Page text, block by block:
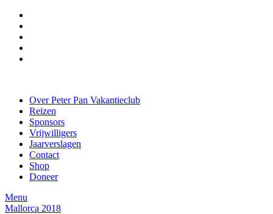
Over Peter Pan Vakantieclub
Reizen
Sponsors
Vrijwilligers
Jaarverslagen
Contact
Shop
Doneer
Menu
Mallorca 2018